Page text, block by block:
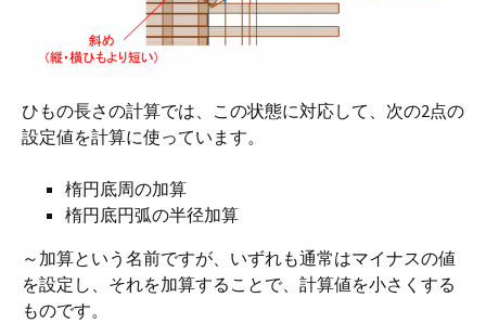
ひもの長さの計算では、この状態に対応して、次の2点の
設定値を計算に使っています。
楕円底周の加算
楕円底円弧の半径加算
～加算という名前ですが、いずれも通常はマイナスの値
を設定し、それを加算することで、計算値を小さくする
ものです。